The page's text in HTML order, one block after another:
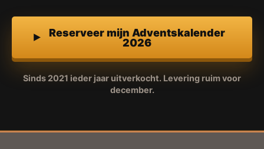
Reserveer mijn Adventskalender
2026
Sinds 2021 ieder jaar uitverkocht. Levering ruim voor
december.